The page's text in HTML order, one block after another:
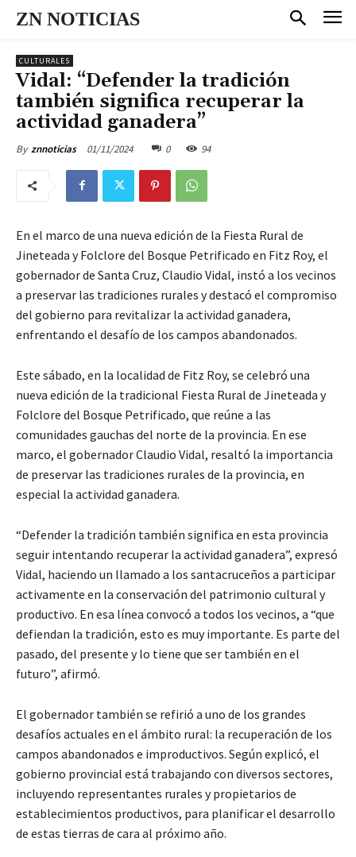
ZN NOTICIAS
CULTURALES
Vidal: “Defender la tradición
también significa recuperar la
actividad ganadera”
By znnoticias 01/11/2024 0 94
En el marco de una nueva edición de la Fiesta Rural de
Jineteada y Folclore del Bosque Petrificado en Fitz Roy, el
gobernador de Santa Cruz, Claudio Vidal, instó a los vecinos
a preservar las tradiciones rurales y destacó el compromiso
del gobierno para revitalizar la actividad ganadera,
enfrentando el desafío de los campos abandonados.
Este sábado, en la localidad de Fitz Roy, se celebró una
nueva edición de la tradicional Fiesta Rural de Jineteada y
Folclore del Bosque Petrificado, que reúne a las
comunidades gauchas del norte de la provincia. En ese
marco, el gobernador Claudio Vidal, resaltó la importancia
de preservar las tradiciones rurales de la provincia, en
especial la actividad ganadera.
“Defender la tradición también significa en esta provincia
seguir intentando recuperar la actividad ganadera”, expresó
Vidal, haciendo un llamado a los santacruceños a participar
activamente en la conservación del patrimonio cultural y
productivo. En esa línea convocó a todos los vecinos, a “que
defiendan la tradición, esto es muy importante. Es parte del
pasado, del presente y lo tiene que ser también en el
futuro”, afirmó.
El gobernador también se refirió a uno de los grandes
desafíos actuales en el ámbito rural: la recuperación de los
campos abandonados e improductivos. Según explicó, el
gobierno provincial está trabajando con diversos sectores,
incluyendo representantes rurales y propietarios de
establecimientos productivos, para planificar el desarrollo
de estas tierras de cara al próximo año.